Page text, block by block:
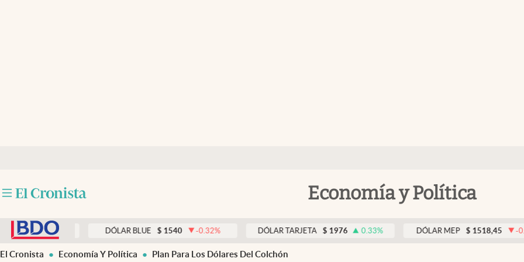
Economía y Política
Otras secciones
0.33% DÓLAR BLUE $ 1540 -0.32 % DÓLAR TARJETA $ 1976 0.33% DÓLAR MEP $ 1518,45 -0.05 %
El Cronista Economía Y Política Plan Para Los Dólares Del Colchón